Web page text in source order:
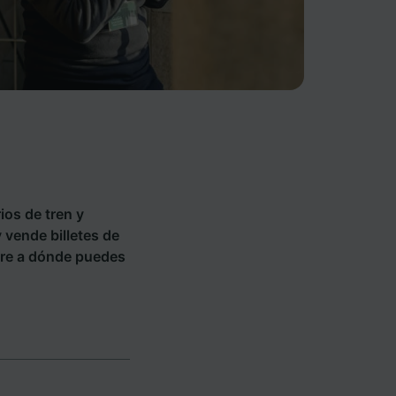
de tren y
vende billetes de
a dónde puedes